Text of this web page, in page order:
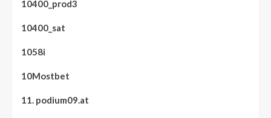
10400_prod3
10400_sat
1058i
10Mostbet
11. podium09.at